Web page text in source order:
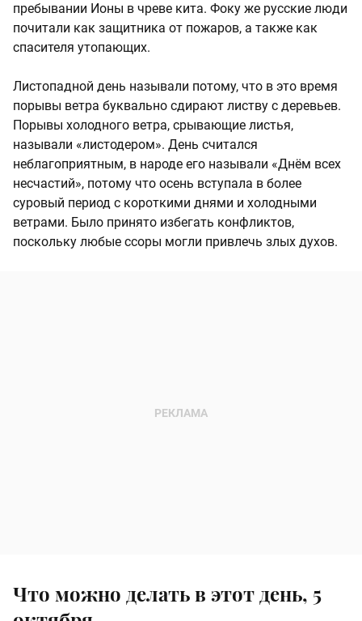
пребывании Ионы в чреве кита. Фоку же русские люди
почитали как защитника от пожаров, а также как
спасителя утопающих.
Листопадной день называли потому, что в это время
порывы ветра буквально сдирают листву с деревьев.
Порывы холодного ветра, срывающие листья,
называли «листодером». День считался
неблагоприятным, в народе его называли «Днём всех
несчастий», потому что осень вступала в более
суровый период с короткими днями и холодными
ветрами. Было принято избегать конфликтов,
поскольку любые ссоры могли привлечь злых духов.
Что можно делать в этот день, 5